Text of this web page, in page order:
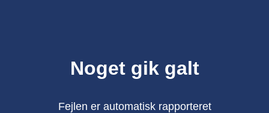
Noget gik galt
Fejlen er automatisk rapporteret